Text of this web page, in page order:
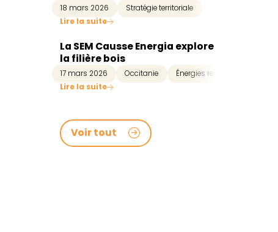
18 mars 2026
Stratégie territoriale
Lire la suite
La SEM Causse Energia explore
la filière bois
17 mars 2026 Occitanie Énergies renouvelables
Lire la suite
Voir tout